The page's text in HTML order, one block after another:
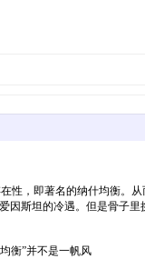
，即著名的纳什均衡。
斯坦的冷遇。但是骨子
衡”并不是一帆风